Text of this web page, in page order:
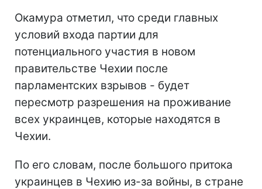
Окамура отметил, что среди главных
условий входа партии для
потенциального участия в новом
правительстве Чехии после
парламентских взрывов - будет
пересмотр разрешения на проживание
всех украинцев, которые находятся в
Чехии.
По его словам, после большого притока
украинцев в Чехию из-за войны, в стране